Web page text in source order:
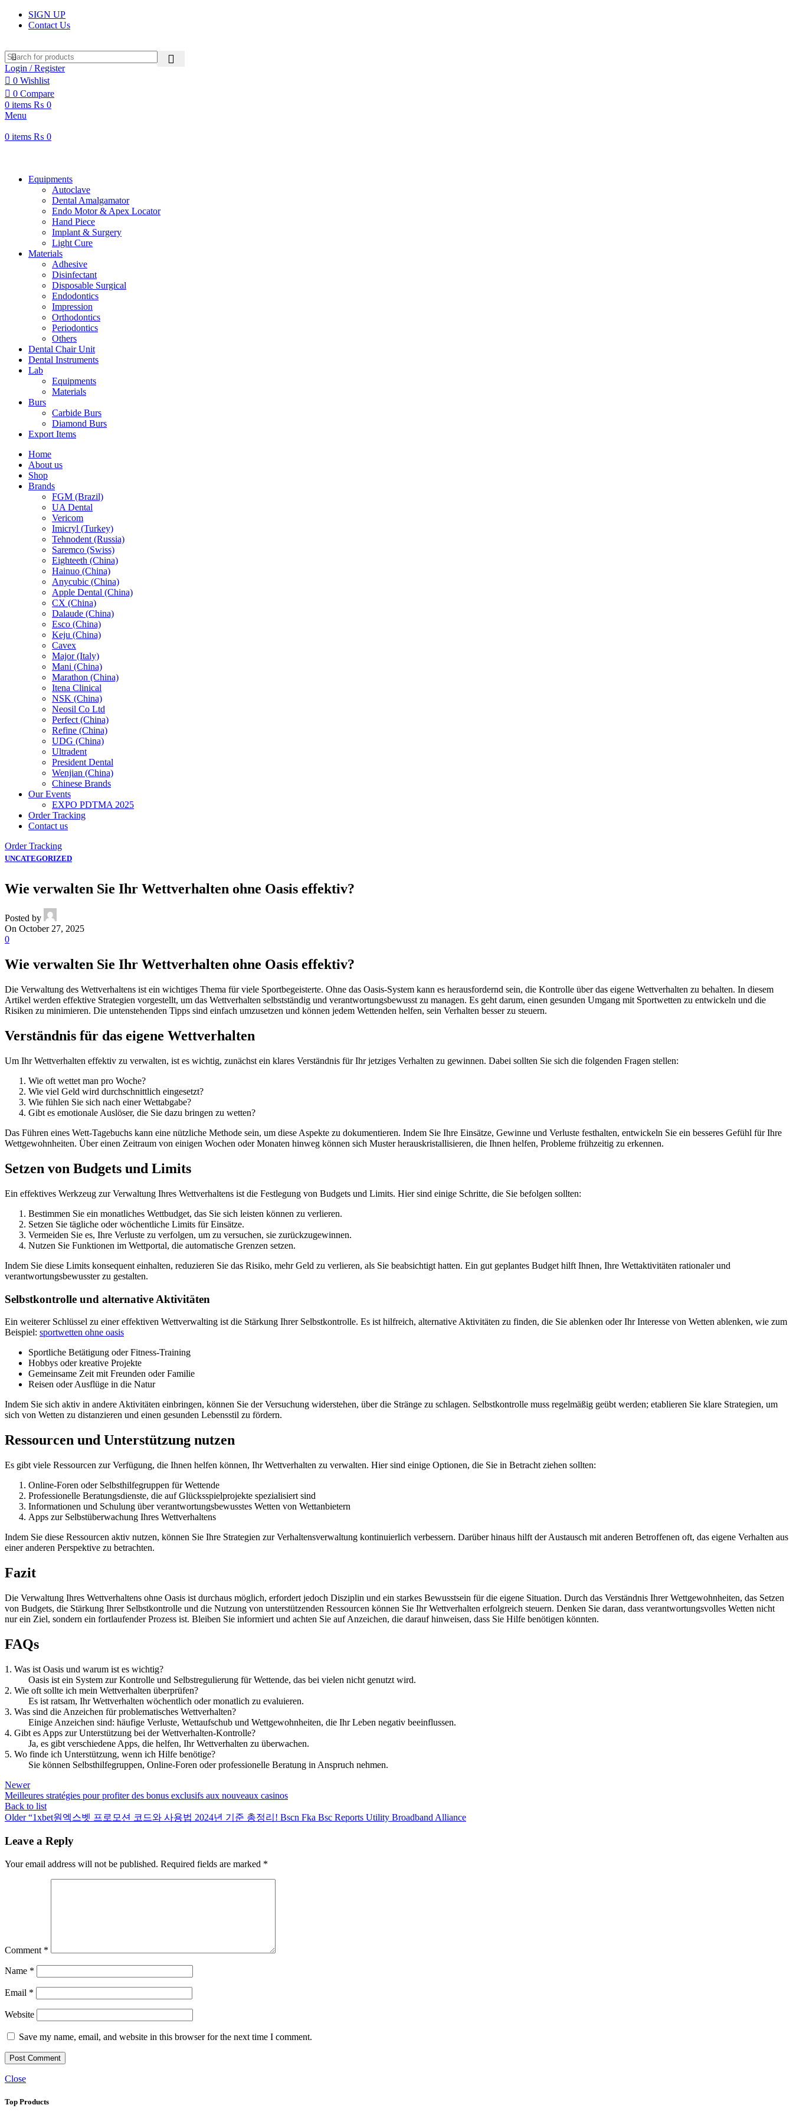
SIGN UP
Contact Us
Login / Register
0 Wishlist
0 Compare
0 items ₨ 0
Menu
0 items ₨ 0
Equipments
Autoclave
Dental Amalgamator
Endo Motor & Apex Locator
Hand Piece
Implant & Surgery
Light Cure
Materials
Adhesive
Disinfectant
Disposable Surgical
Endodontics
Impression
Orthodontics
Periodontics
Others
Dental Chair Unit
Dental Instruments
Lab
Equipments
Materials
Burs
Carbide Burs
Diamond Burs
Export Items
Home
About us
Shop
Brands
FGM (Brazil)
UA Dental
Vericom
Imicryl (Turkey)
Tehnodent (Russia)
Saremco (Swiss)
Eighteeth (China)
Hainuo (China)
Anycubic (China)
Apple Dental (China)
CX (China)
Dalaude (China)
Esco (China)
Keju (China)
Cavex
Major (Italy)
Mani (China)
Marathon (China)
Itena Clinical
NSK (China)
Neosil Co Ltd
Perfect (China)
Refine (China)
UDG (China)
Ultradent
President Dental
Wenjian (China)
Chinese Brands
Our Events
EXPO PDTMA 2025
Order Tracking
Contact us
Order Tracking
UNCATEGORIZED
Wie verwalten Sie Ihr Wettverhalten ohne Oasis effektiv?
Posted by
On October 27, 2025
0
Wie verwalten Sie Ihr Wettverhalten ohne Oasis effektiv?
Die Verwaltung des Wettverhaltens ist ein wichtiges Thema für viele Sportbegeisterte. Ohne das Oasis-System kann es herausfordernd sein, die Kontrolle über das eigene Wettverhalten zu behalten. In diesem
Artikel werden effektive Strategien vorgestellt, um das Wettverhalten selbstständig und verantwortungsbewusst zu managen. Es geht darum, einen gesunden Umgang mit Sportwetten zu entwickeln und die
Risiken zu minimieren. Die untenstehenden Tipps sind einfach umzusetzen und können jedem Wettenden helfen, sein Verhalten besser zu steuern.
Verständnis für das eigene Wettverhalten
Um Ihr Wettverhalten effektiv zu verwalten, ist es wichtig, zunächst ein klares Verständnis für Ihr jetziges Verhalten zu gewinnen. Dabei sollten Sie sich die folgenden Fragen stellen:
Wie oft wettet man pro Woche?
Wie viel Geld wird durchschnittlich eingesetzt?
Wie fühlen Sie sich nach einer Wettabgabe?
Gibt es emotionale Auslöser, die Sie dazu bringen zu wetten?
Das Führen eines Wett-Tagebuchs kann eine nützliche Methode sein, um diese Aspekte zu dokumentieren. Indem Sie Ihre Einsätze, Gewinne und Verluste festhalten, entwickeln Sie ein besseres Gefühl für Ihre
Wettgewohnheiten. Über einen Zeitraum von einigen Wochen oder Monaten hinweg können sich Muster herauskristallisieren, die Ihnen helfen, Probleme frühzeitig zu erkennen.
Setzen von Budgets und Limits
Ein effektives Werkzeug zur Verwaltung Ihres Wettverhaltens ist die Festlegung von Budgets und Limits. Hier sind einige Schritte, die Sie befolgen sollten:
Bestimmen Sie ein monatliches Wettbudget, das Sie sich leisten können zu verlieren.
Setzen Sie tägliche oder wöchentliche Limits für Einsätze.
Vermeiden Sie es, Ihre Verluste zu verfolgen, um zu versuchen, sie zurückzugewinnen.
Nutzen Sie Funktionen im Wettportal, die automatische Grenzen setzen.
Indem Sie diese Limits konsequent einhalten, reduzieren Sie das Risiko, mehr Geld zu verlieren, als Sie beabsichtigt hatten. Ein gut geplantes Budget hilft Ihnen, Ihre Wettaktivitäten rationaler und
verantwortungsbewusster zu gestalten.
Selbstkontrolle und alternative Aktivitäten
Ein weiterer Schlüssel zu einer effektiven Wettverwalting ist die Stärkung Ihrer Selbstkontrolle. Es ist hilfreich, alternative Aktivitäten zu finden, die Sie ablenken oder Ihr Interesse von Wetten ablenken, wie zum
Beispiel: sportwetten ohne oasis
Sportliche Betätigung oder Fitness-Training
Hobbys oder kreative Projekte
Gemeinsame Zeit mit Freunden oder Familie
Reisen oder Ausflüge in die Natur
Indem Sie sich aktiv in andere Aktivitäten einbringen, können Sie der Versuchung widerstehen, über die Stränge zu schlagen. Selbstkontrolle muss regelmäßig geübt werden; etablieren Sie klare Strategien, um
sich von Wetten zu distanzieren und einen gesunden Lebensstil zu fördern.
Ressourcen und Unterstützung nutzen
Es gibt viele Ressourcen zur Verfügung, die Ihnen helfen können, Ihr Wettverhalten zu verwalten. Hier sind einige Optionen, die Sie in Betracht ziehen sollten:
Online-Foren oder Selbsthilfegruppen für Wettende
Professionelle Beratungsdienste, die auf Glücksspielprojekte spezialisiert sind
Informationen und Schulung über verantwortungsbewusstes Wetten von Wettanbietern
Apps zur Selbstüberwachung Ihres Wettverhaltens
Indem Sie diese Ressourcen aktiv nutzen, können Sie Ihre Strategien zur Verhaltensverwaltung kontinuierlich verbessern. Darüber hinaus hilft der Austausch mit anderen Betroffenen oft, das eigene Verhalten aus
einer anderen Perspektive zu betrachten.
Fazit
Die Verwaltung Ihres Wettverhaltens ohne Oasis ist durchaus möglich, erfordert jedoch Disziplin und ein starkes Bewusstsein für die eigene Situation. Durch das Verständnis Ihrer Wettgewohnheiten, das Setzen
von Budgets, die Stärkung Ihrer Selbstkontrolle und die Nutzung von unterstützenden Ressourcen können Sie Ihr Wettverhalten erfolgreich steuern. Denken Sie daran, dass verantwortungsvolles Wetten nicht
nur ein Ziel, sondern ein fortlaufender Prozess ist. Bleiben Sie informiert und achten Sie auf Anzeichen, die darauf hinweisen, dass Sie Hilfe benötigen könnten.
FAQs
1. Was ist Oasis und warum ist es wichtig?
Oasis ist ein System zur Kontrolle und Selbstregulierung für Wettende, das bei vielen nicht genutzt wird.
2. Wie oft sollte ich mein Wettverhalten überprüfen?
Es ist ratsam, Ihr Wettverhalten wöchentlich oder monatlich zu evaluieren.
3. Was sind die Anzeichen für problematisches Wettverhalten?
Einige Anzeichen sind: häufige Verluste, Wettaufschub und Wettgewohnheiten, die Ihr Leben negativ beeinflussen.
4. Gibt es Apps zur Unterstützung bei der Wettverhalten-Kontrolle?
Ja, es gibt verschiedene Apps, die helfen, Ihr Wettverhalten zu überwachen.
5. Wo finde ich Unterstützung, wenn ich Hilfe benötige?
Sie können Selbsthilfegruppen, Online-Foren oder professionelle Beratung in Anspruch nehmen.
Newer
Meilleures stratégies pour profiter des bonus exclusifs aux nouveaux casinos
Back to list
Older “1xbet원엑스벳 프로모션 코드와 사용법 2024년 기준 총정리! Bscn Fka Bsc Reports Utility Broadband Alliance
Leave a Reply
Your email address will not be published. Required fields are marked *
Comment *
Name *
Email *
Website
Save my name, email, and website in this browser for the next time I comment.
Close
Top Products